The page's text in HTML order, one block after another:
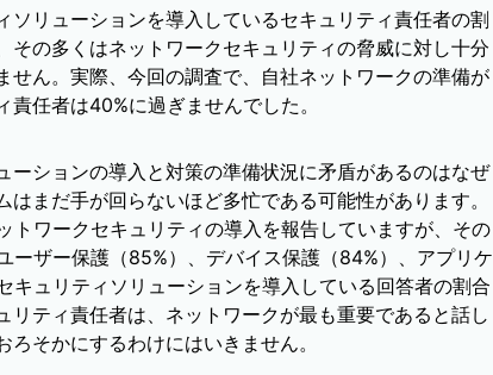
ソリューションを導入しているセキュリティ責任者の割
その多くはネットワークセキュリティの脅威に対し十分
せん。実際、今回の調査で、自社ネットワークの準備が
任者は40%に過ぎませんでした。
ーションの導入と対策の準備状況に矛盾があるのはなぜ
まだ手が回らないほど多忙である可能性があります。
トワークセキュリティの導入を報告していますが、その
ーザー保護（85%）、デバイス保護（84%）、アプリケ
キュリティソリューションを導入している回答者の割合
リティ責任者は、ネットワークが最も重要であると話し
そかにするわけにはいきません。